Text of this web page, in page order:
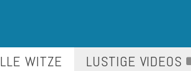
WITZE LUSTIGE VIDEOS